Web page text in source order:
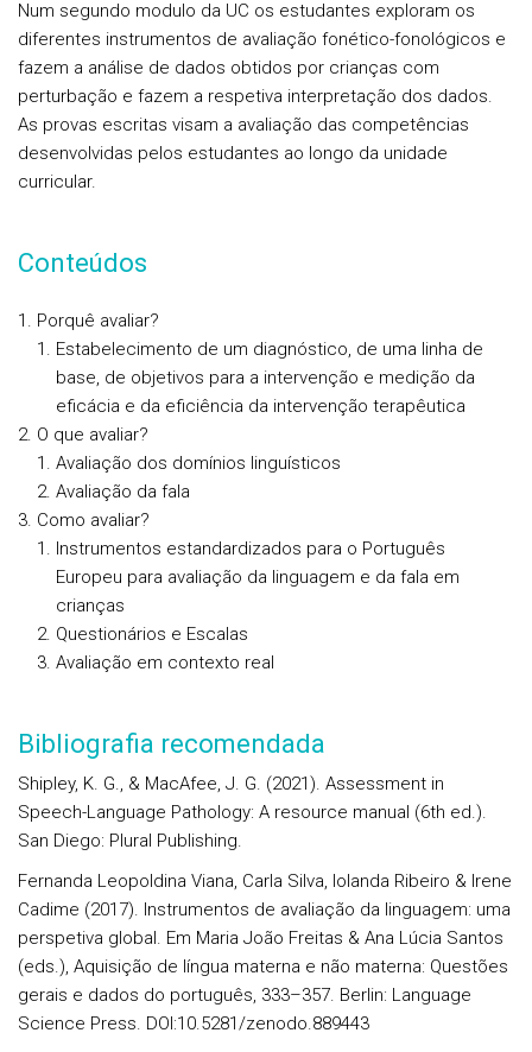
Num segundo modulo da UC os estudantes exploram os
diferentes instrumentos de avaliação fonético-fonológicos e
fazem a análise de dados obtidos por crianças com
perturbação e fazem a respetiva interpretação dos dados.
As provas escritas visam a avaliação das competências
desenvolvidas pelos estudantes ao longo da unidade
curricular.
Conteúdos
Porquê avaliar?
Estabelecimento de um diagnóstico, de uma linha de
base, de objetivos para a intervenção e medição da
eficácia e da eficiência da intervenção terapêutica
O que avaliar?
Avaliação dos domínios linguísticos
Avaliação da fala
Como avaliar?
Instrumentos estandardizados para o Português
Europeu para avaliação da linguagem e da fala em
crianças
Questionários e Escalas
Avaliação em contexto real
Bibliografia recomendada
Shipley, K. G., & MacAfee, J. G. (2021). Assessment in
Speech-Language Pathology: A resource manual (6th ed.).
San Diego: Plural Publishing.
Fernanda Leopoldina Viana, Carla Silva, Iolanda Ribeiro & Irene
Cadime (2017). Instrumentos de avaliação da linguagem: uma
perspetiva global. Em Maria João Freitas & Ana Lúcia Santos
(eds.), Aquisição de língua materna e não materna: Questões
gerais e dados do português, 333–357. Berlin: Language
Science Press. DOI:10.5281/zenodo.889443